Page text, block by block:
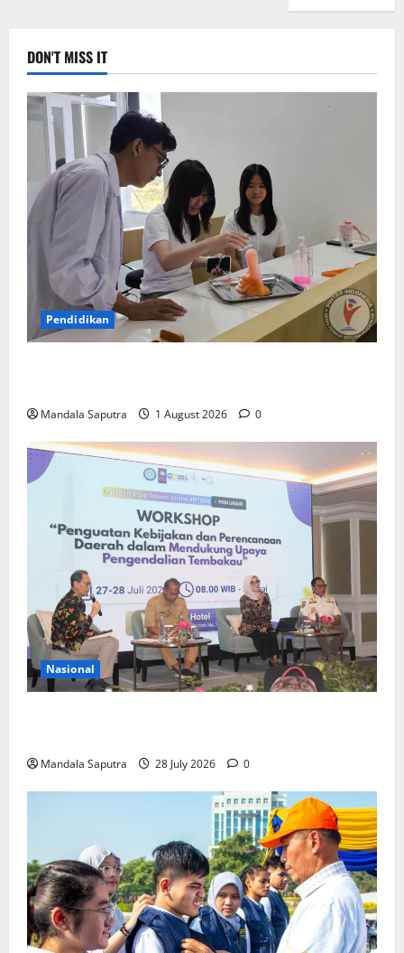
DON'T MISS IT
Pendidikan
Mandala Saputra 1 August 2026 0
Nasional
Mandala Saputra 28 July 2026 0